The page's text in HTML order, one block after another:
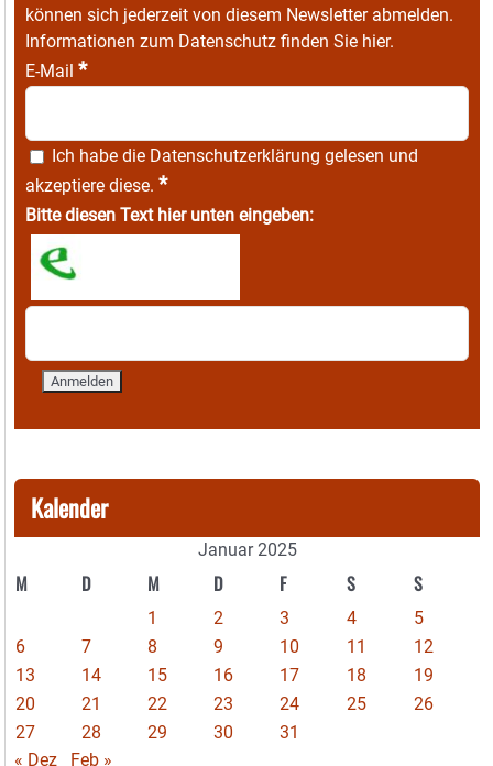
können sich jederzeit von diesem Newsletter abmelden.
Informationen zum Datenschutz finden Sie hier.
E-Mail *
Ich habe die Datenschutzerklärung gelesen und
akzeptiere diese. *
Bitte diesen Text hier unten eingeben:
Kalender
Januar 2025
M D M D F S S
1 2 3 4
5
6
7 8 9 10 11
12
13
14 15 16 17 18
19
20
21 22 23 24 25
26
27
28 29 30
31
« Dez
Feb »